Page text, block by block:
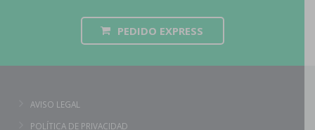
PEDIDO EXPRESS
AVISO LEGAL
POLÍTICA DE PRIVACIDAD